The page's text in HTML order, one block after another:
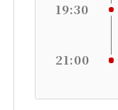
19:30
21:00